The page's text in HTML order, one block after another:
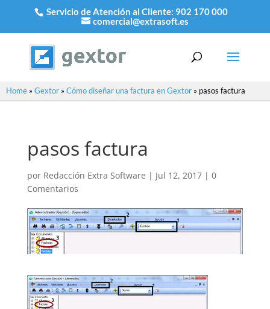
Servicio de Atención al Cliente: 902 170 000
comercial@extrasoft.es
Home » Gextor » Cómo diseñar una factura en Gextor » pasos factura
pasos factura
por Redacción Extra Software | Jul 12, 2017| 0
Comentarios